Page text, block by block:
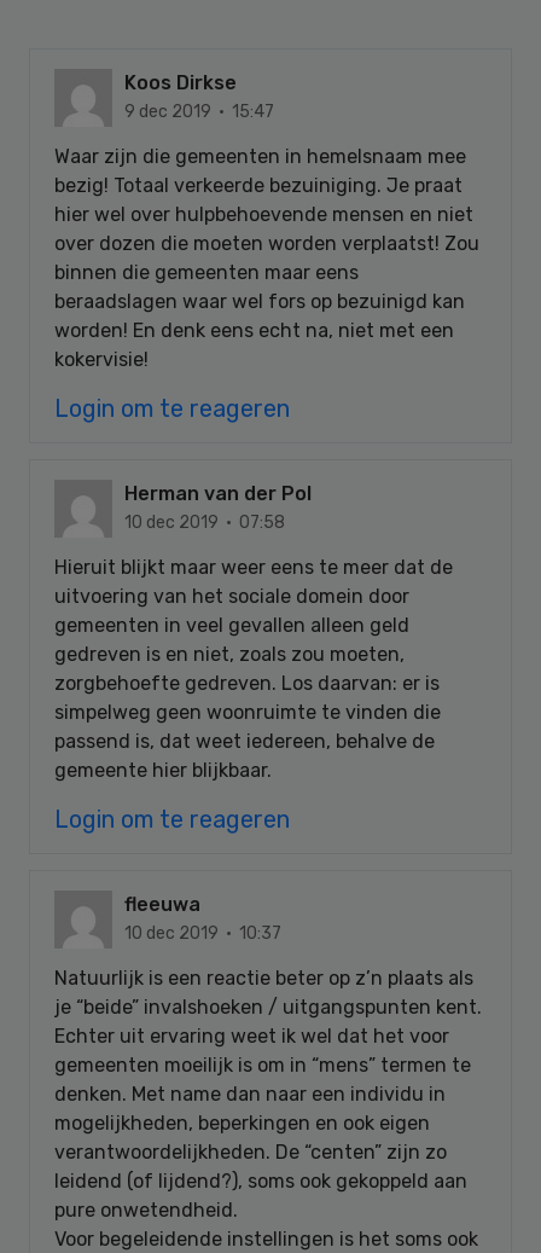
Koos Dirkse
9 dec 2019 · 15:47
Waar zijn die gemeenten in hemelsnaam mee
bezig! Totaal verkeerde bezuiniging. Je praat
hier wel over hulpbehoevende mensen en niet
over dozen die moeten worden verplaatst! Zou
binnen die gemeenten maar eens
beraadslagen waar wel fors op bezuinigd kan
worden! En denk eens echt na, niet met een
kokervisie!
Login om te reageren
Herman van der Pol
10 dec 2019 · 07:58
Hieruit blijkt maar weer eens te meer dat de
uitvoering van het sociale domein door
gemeenten in veel gevallen alleen geld
gedreven is en niet, zoals zou moeten,
zorgbehoefte gedreven. Los daarvan: er is
simpelweg geen woonruimte te vinden die
passend is, dat weet iedereen, behalve de
gemeente hier blijkbaar.
Login om te reageren
fleeuwa
10 dec 2019 · 10:37
Natuurlijk is een reactie beter op z’n plaats als
je “beide” invalshoeken / uitgangspunten kent.
Echter uit ervaring weet ik wel dat het voor
gemeenten moeilijk is om in “mens” termen te
denken. Met name dan naar een individu in
mogelijkheden, beperkingen en ook eigen
verantwoordelijkheden. De “centen” zijn zo
leidend (of lijdend?), soms ook gekoppeld aan
pure onwetendheid.
Voor begeleidende instellingen is het soms ook